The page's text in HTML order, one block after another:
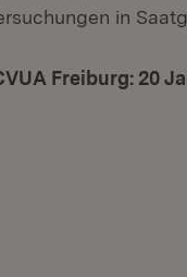
in
Freiburg: 20